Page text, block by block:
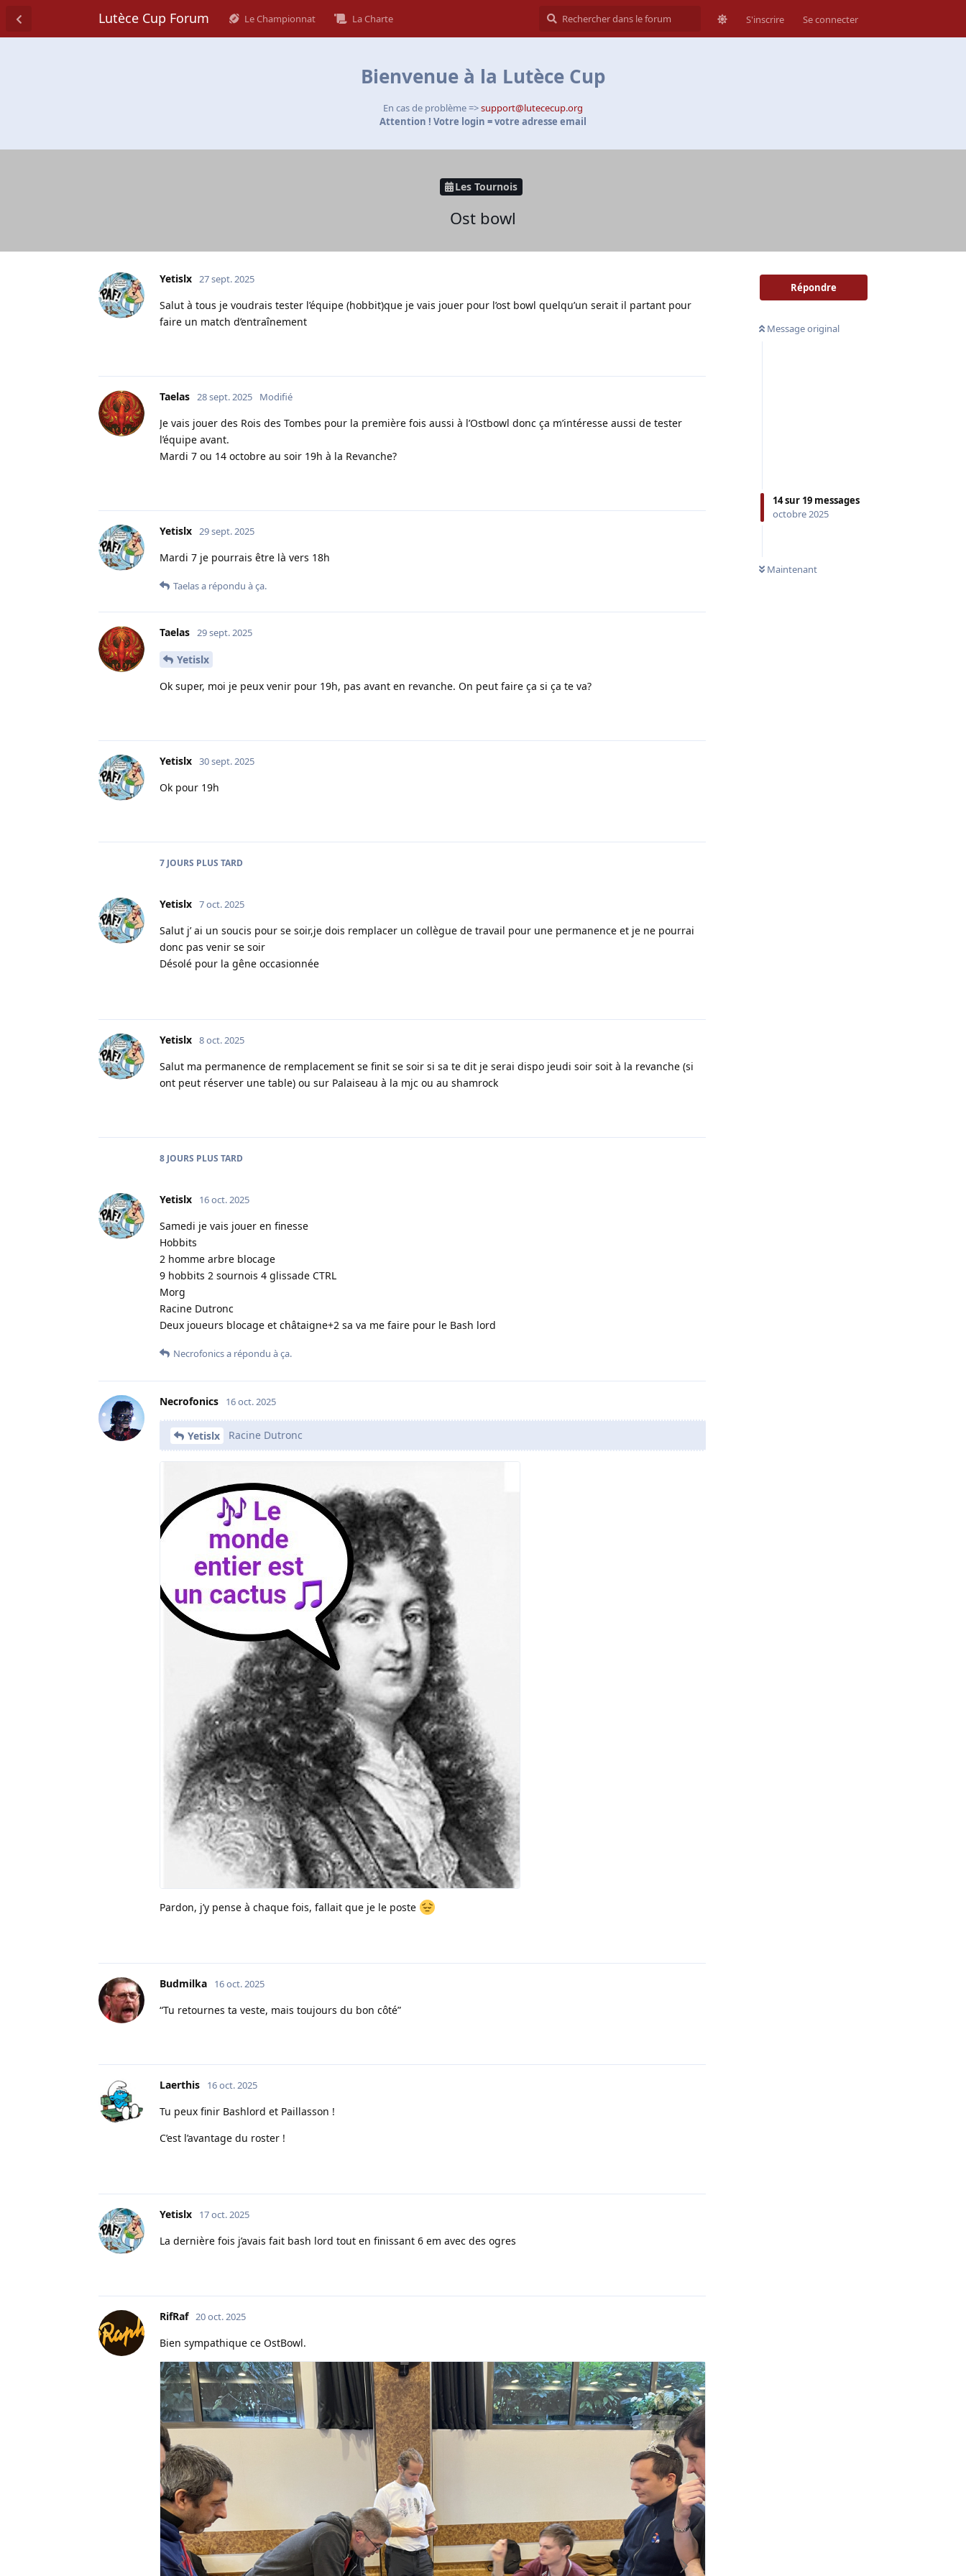
Lutèce Cup Forum Le Championnat La Charte S'inscrire Se connecter
Bienvenue à la Lutèce Cup
En cas de problème =>support@lutececup.org
Attention ! Votre login = votre adresse email
Les Tournois
Ost bowl
Répondre
Message original
14sur 19 messages
octobre 2025
Maintenant
Yetislx 27 sept. 2025
Salut à tous je voudrais tester l’équipe (hobbit)que je vais jouer pour l’ost bowl quelqu’un serait il partant pour
faire un match d’entraînement
Taelas 28 sept. 2025 Modifié
Je vais jouer des Rois des Tombes pour la première fois aussi à l’Ostbowl donc ça m’intéresse aussi de tester
l’équipe avant.
Mardi 7 ou 14 octobre au soir 19h à la Revanche?
Yetislx 29 sept. 2025
Mardi 7 je pourrais être là vers 18h
Taelasa répondu à ça.
Taelas 29 sept. 2025
Yetislx
Ok super, moi je peux venir pour 19h, pas avant en revanche. On peut faire ça si ça te va?
Yetislx 30 sept. 2025
Ok pour 19h
7 JOURS PLUS TARD
Yetislx 7 oct. 2025
Salut j’ ai un soucis pour se soir,je dois remplacer un collègue de travail pour une permanence et je ne pourrai
donc pas venir se soir
Désolé pour la gêne occasionnée
Yetislx 8 oct. 2025
Salut ma permanence de remplacement se finit se soir si sa te dit je serai dispo jeudi soir soit à la revanche (si
ont peut réserver une table) ou sur Palaiseau à la mjc ou au shamrock
8 JOURS PLUS TARD
Yetislx 16 oct. 2025
Samedi je vais jouer en finesse
Hobbits
2 homme arbre blocage
9 hobbits 2 sournois 4 glissade CTRL
Morg
Racine Dutronc
Deux joueurs blocage et châtaigne+2 sa va me faire pour le Bash lord
Necrofonicsa répondu à ça.
Necrofonics 16 oct. 2025
Yetislx Racine Dutronc
Pardon, j’y pense à chaque fois, fallait que je le poste
Budmilka 16 oct. 2025
“Tu retournes ta veste, mais toujours du bon côté”
Laerthis 16 oct. 2025
Tu peux finir Bashlord et Paillasson !
C’est l’avantage du roster !
Yetislx 17 oct. 2025
La dernière fois j’avais fait bash lord tout en finissant 6 em avec des ogres
RifRaf 20 oct. 2025
Bien sympathique ce OstBowl.